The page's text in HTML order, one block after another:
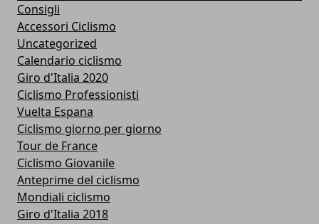
Consigli
Accessori Ciclismo
Uncategorized
Calendario ciclismo
Giro d'Italia 2020
Ciclismo Professionisti
Vuelta Espana
Ciclismo giorno per giorno
Tour de France
Ciclismo Giovanile
Anteprime del ciclismo
Mondiali ciclismo
Giro d'Italia 2018